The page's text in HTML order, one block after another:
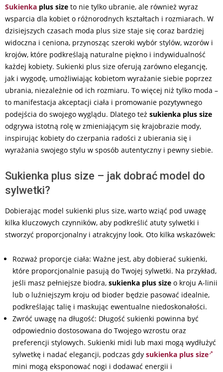
Sukienka plus size to nie tylko ubranie, ale również wyraz
wsparcia dla kobiet o różnorodnych kształtach i rozmiarach. W
dzisiejszych czasach moda plus size staje się coraz bardziej
widoczna i ceniona, przynosząc szeroki wybór stylów, wzorów i
krojów, które podkreślają naturalne piękno i indywidualność
każdej kobiety. Sukienki plus size oferują zarówno elegancję,
jak i wygodę, umożliwiając kobietom wyrażanie siebie poprzez
ubrania, niezależnie od ich rozmiaru. To więcej niż tylko moda –
to manifestacja akceptacji ciała i promowanie pozytywnego
podejścia do swojego wyglądu. Dlatego też sukienka plus size
odgrywa istotną rolę w zmieniającym się krajobrazie mody,
inspirując kobiety do czerpania radości z ubierania się i
wyrażania swojego stylu w sposób autentyczny i pewny siebie.
Sukienka plus size – jak dobrać model do
sylwetki?
Dobierając model sukienki plus size, warto wziąć pod uwagę
kilka kluczowych czynników, aby podkreślić atuty sylwetki i
stworzyć proporcjonalny i atrakcyjny look. Oto kilka wskazówek:
Rozważ proporcje ciała: Ważne jest, aby dobierać sukienki,
które proporcjonalnie pasują do Twojej sylwetki. Na przykład,
jeśli masz pełniejsze biodra, sukienka plus size o kroju A-linii
lub o luźniejszym kroju od bioder będzie pasować idealnie,
podkreślając talię i maskując ewentualne niedoskonałości.
Zwróć uwagę na długość: Długość sukienki powinna być
odpowiednio dostosowana do Twojego wzrostu oraz
preferencji stylowych. Sukienki midi lub maxi mogą wydłużyć
sylwetkę i nadać elegancji, podczas gdy sukienka plus size
mini mogą eksponować nogi i dodawać energii i